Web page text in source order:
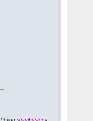
vonscambuster»